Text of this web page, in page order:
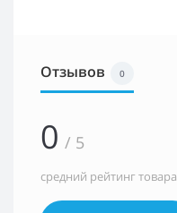
Отзывов 0
0 / 5
средний рейтинг товара